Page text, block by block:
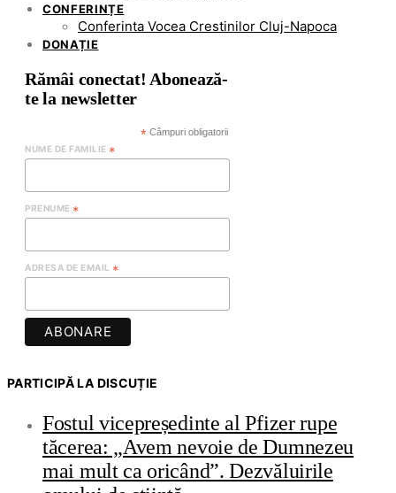
CONFERINȚE
Conferinta Vocea Crestinilor Cluj-Napoca
DONAȚIE
Rămâi conectat! Abonează-
te la newsletter
* Câmpuri obligatorii
NUME DE FAMILIE *
PRENUME *
ADRESA DE EMAIL *
PARTICIPĂ LA DISCUȚIE
Fostul vicepreședinte al Pfizer rupe
tăcerea: „Avem nevoie de Dumnezeu
mai mult ca oricând”. Dezvăluirile